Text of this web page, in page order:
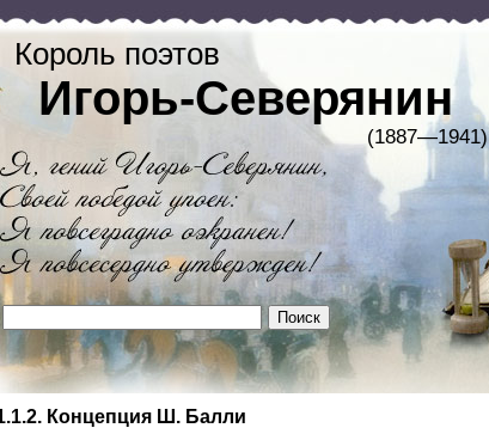
Король поэтов
Игорь-Северянин
(1887—1941)
Концепция Ш. Балли